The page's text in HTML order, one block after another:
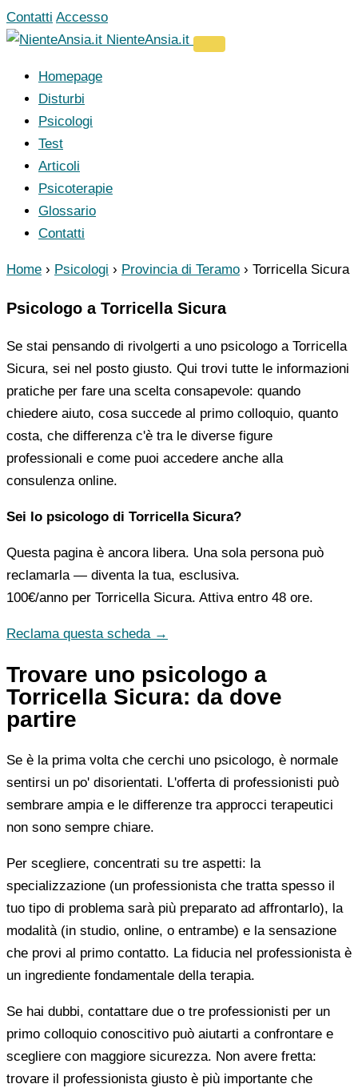
Vai
al
Contatti Accesso
NienteAnsia.it
Homepage
Disturbi
Psicologi
Test
Articoli
Psicoterapie
Glossario
Contatti
Home › Psicologi › Provincia di Teramo › Torricella Sicura
Psicologo a Torricella Sicura
Se stai pensando di rivolgerti a uno psicologo a Torricella
Sicura, sei nel posto giusto. Qui trovi tutte le informazioni
pratiche per fare una scelta consapevole: quando
chiedere aiuto, cosa succede al primo colloquio, quanto
costa, che differenza c'è tra le diverse figure
professionali e come puoi accedere anche alla
consulenza online.
Sei lo psicologo di Torricella Sicura?
Questa pagina è ancora libera. Una sola persona può
reclamarla — diventa la tua, esclusiva.
100€/anno per Torricella Sicura. Attiva entro 48 ore.
Reclama questa scheda →
Trovare uno psicologo a
Torricella Sicura: da dove
partire
Se è la prima volta che cerchi uno psicologo, è normale
sentirsi un po' disorientati. L'offerta di professionisti può
sembrare ampia e le differenze tra approcci terapeutici
non sono sempre chiare.
Per scegliere, concentrati su tre aspetti: la
specializzazione (un professionista che tratta spesso il
tuo tipo di problema sarà più preparato ad affrontarlo), la
modalità (in studio, online, o entrambe) e la sensazione
che provi al primo contatto. La fiducia nel professionista è
un ingrediente fondamentale della terapia.
Se hai dubbi, contattare due o tre professionisti per un
primo colloquio conoscitivo può aiutarti a confrontare e
scegliere con maggiore sicurezza. Non avere fretta:
trovare il professionista giusto è più importante che